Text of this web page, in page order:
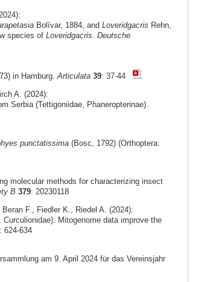
Bolívar, 1884, and Loveridgacris Rehn,
species of Loveridgacris. Deutsche
in Hamburg. Articulata 39: 37-44
A. (2024):
Serbia (Tettigoniidae, Phaneropterinae).
punctatissima(Bosc, 1792) (Orthoptera:
molecular methods for characterizing insect
B 379: 20230118
F., Fiedler K., Riedel A. (2024):
Mitogenome data improve the
624-634
am 9. April 2024 für das Vereinsjahr